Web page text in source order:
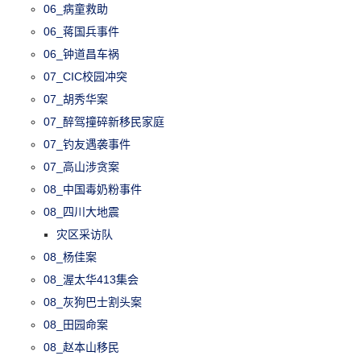
06_病童救助
06_蒋国兵事件
06_钟道昌车祸
07_CIC校园冲突
07_胡秀华案
07_醉驾撞碎新移民家庭
07_钓友遇袭事件
07_高山涉贪案
08_中国毒奶粉事件
08_四川大地震
灾区采访队
08_杨佳案
08_渥太华413集会
08_灰狗巴士割头案
08_田园命案
08_赵本山移民